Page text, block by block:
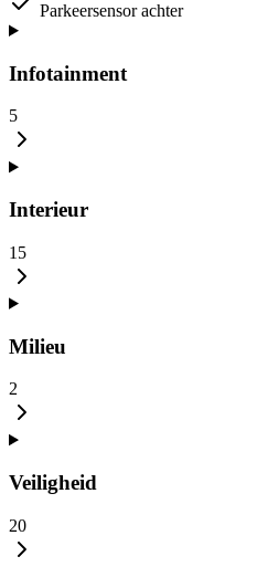
Parkeersensor achter
Infotainment
5
Interieur
15
Milieu
2
Veiligheid
20